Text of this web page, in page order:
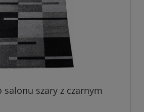
salonu szary z czarnym